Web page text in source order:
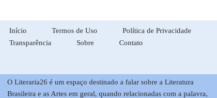
Início Termos de Uso
Política de Privacidade
Transparência
Sobre Contato
O Literaria26 é um espaço destinado a falar sobre a Literatura
Brasileira e as Artes em geral, quando relacionadas com a palavra,